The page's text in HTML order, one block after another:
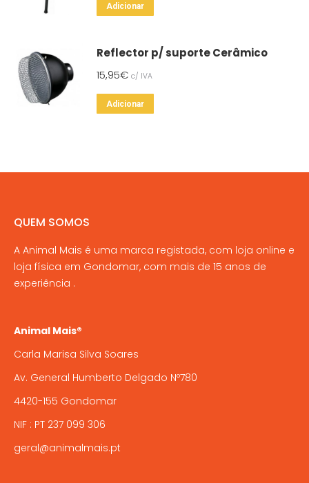
Adicionar
Reflector p/ suporte Cerâmico
15,95€ c/ IVA
Adicionar
QUEM SOMOS
A Animal Mais é uma marca registada, com loja online e
loja física em Gondomar, com mais de 15 anos de
experiência .
Animal Mais®
Carla Marisa Silva Soares
Av. General Humberto Delgado Nº780
4420-155 Gondomar
NIF : PT 237 099 306
geral@animalmais.pt